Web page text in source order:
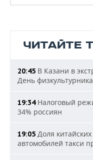
ЧИТАЙТЕ
20:45 В Казани в
День физкультурника
19:34Налоговый
34% россиян
19:05 Доля
автомобилей такси